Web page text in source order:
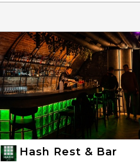
Hash Rest & Bar